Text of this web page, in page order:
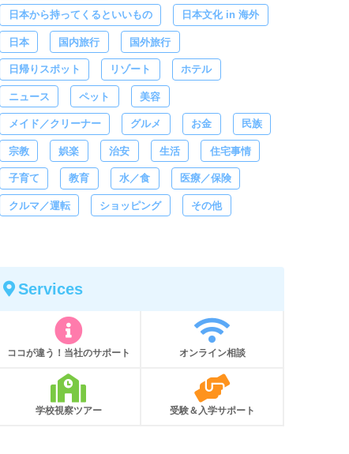
日本から持ってくるといいもの 日本文化 in 海外
日本 国内旅行 国外旅行
日帰りスポット リゾート ホテル
ニュース ペット 美容
メイド／クリーナー グルメ お金 民族
宗教 娯楽 治安 生活 住宅事情
子育て 教育 水／食 医療／保険
クルマ／運転 ショッピング その他
Services
ココが違う！当社のサポート オンライン相談
学校視察ツアー 受験＆入学サポート